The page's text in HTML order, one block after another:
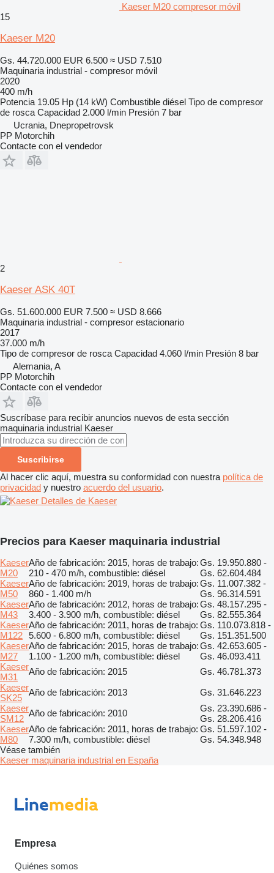
Kaeser M20 compresor móvil
15
Kaeser M20
Gs. 44.720.000 EUR 6.500 ≈ USD 7.510
Maquinaria industrial - compresor móvil
2020
400 m/h
Potencia 19.05 Hp (14 kW) Combustible diésel Tipo de compresor
de rosca Capacidad 2.000 l/min Presión 7 bar
Ucrania, Dnepropetrovsk
PP Motorchih
Contacte con el vendedor
2
Kaeser ASK 40T
Gs. 51.600.000 EUR 7.500 ≈ USD 8.666
Maquinaria industrial - compresor estacionario
2017
37.000 m/h
Tipo de compresor de rosca Capacidad 4.060 l/min Presión 8 bar
Alemania, A
PP Motorchih
Contacte con el vendedor
Suscríbase para recibir anuncios nuevos de esta sección
maquinaria industrial Kaeser
Suscribirse
Al hacer clic aquí, muestra su conformidad con nuestra política de
privacidad y nuestro acuerdo del usuario.
Detalles de Kaeser
Precios para Kaeser maquinaria industrial
Kaeser
M20
Año de fabricación: 2015, horas de trabajo:
210 - 470 m/h, combustible: diésel
Gs. 19.950.880 -
Gs. 62.604.484
Kaeser
M50
Año de fabricación: 2019, horas de trabajo:
860 - 1.400 m/h
Gs. 11.007.382 -
Gs. 96.314.591
Kaeser
M43
Año de fabricación: 2012, horas de trabajo:
3.400 - 3.900 m/h, combustible: diésel
Gs. 48.157.295 -
Gs. 82.555.364
Kaeser
M122
Año de fabricación: 2011, horas de trabajo:
5.600 - 6.800 m/h, combustible: diésel
Gs. 110.073.818 -
Gs. 151.351.500
Kaeser
M27
Año de fabricación: 2015, horas de trabajo:
1.100 - 1.200 m/h, combustible: diésel
Gs. 42.653.605 -
Gs. 46.093.411
Kaeser
M31
Año de fabricación: 2015
Gs. 46.781.373
Kaeser
SK25
Año de fabricación: 2013
Gs. 31.646.223
Kaeser
SM12
Año de fabricación: 2010
Gs. 23.390.686 -
Gs. 28.206.416
Kaeser
M80
Año de fabricación: 2011, horas de trabajo:
7.300 m/h, combustible: diésel
Gs. 51.597.102 -
Gs. 54.348.948
Véase también
Kaeser maquinaria industrial en España
Empresa
Quiénes somos